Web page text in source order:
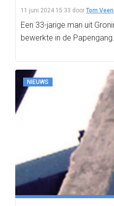
11 juni 2024 15:33 door Tom
Een 33-jarige man uit
bewerkte in de Papengang.
NIEUWS